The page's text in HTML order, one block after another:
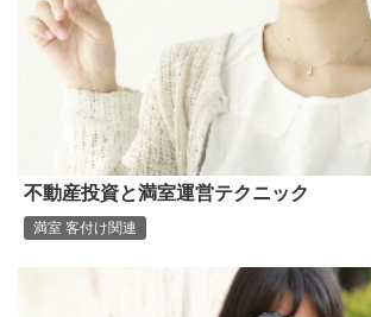
不動産投資と満室運営テクニック
満室 客付け関連